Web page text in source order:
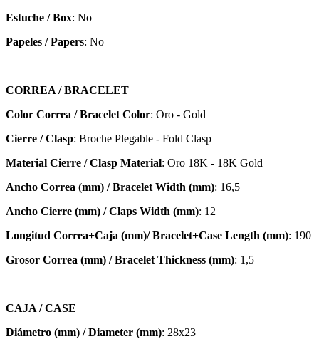
Estuche / Box: No
Papeles / Papers: No
CORREA / BRACELET
Color Correa / Bracelet Color: Oro - Gold
Cierre / Clasp: Broche Plegable - Fold Clasp
Material Cierre / Clasp Material: Oro 18K - 18K Gold
Ancho Correa (mm) / Bracelet Width (mm): 16,5
Ancho Cierre (mm) / Claps Width (mm): 12
Longitud Correa+Caja (mm)/ Bracelet+Case Length (mm): 190
Grosor Correa (mm) / Bracelet Thickness (mm): 1,5
CAJA / CASE
Diámetro (mm) / Diameter (mm): 28x23